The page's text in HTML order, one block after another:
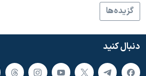
همایش محافظه‌کاران آمریکا «سی‌پک»
سفر پرزیدنت ترامپ به چین
گزيده‌ها
دنبال کنید